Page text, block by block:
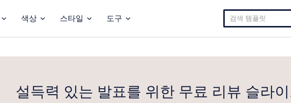
색상 스타일 도구
색:
설득력 있는 발표를 위한 무료 리뷰 슬라